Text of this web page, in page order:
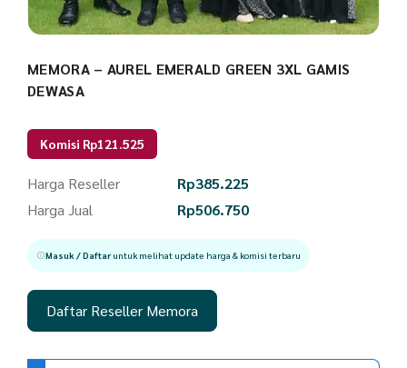
MEMORA – AUREL EMERALD GREEN 3XL GAMIS
DEWASA
Komisi Rp121.525
Harga Reseller Rp385.225
Harga Jual
Rp506.750
Masuk / Daftaruntuk melihat update harga & komisi terbaru
Daftar Reseller Memora